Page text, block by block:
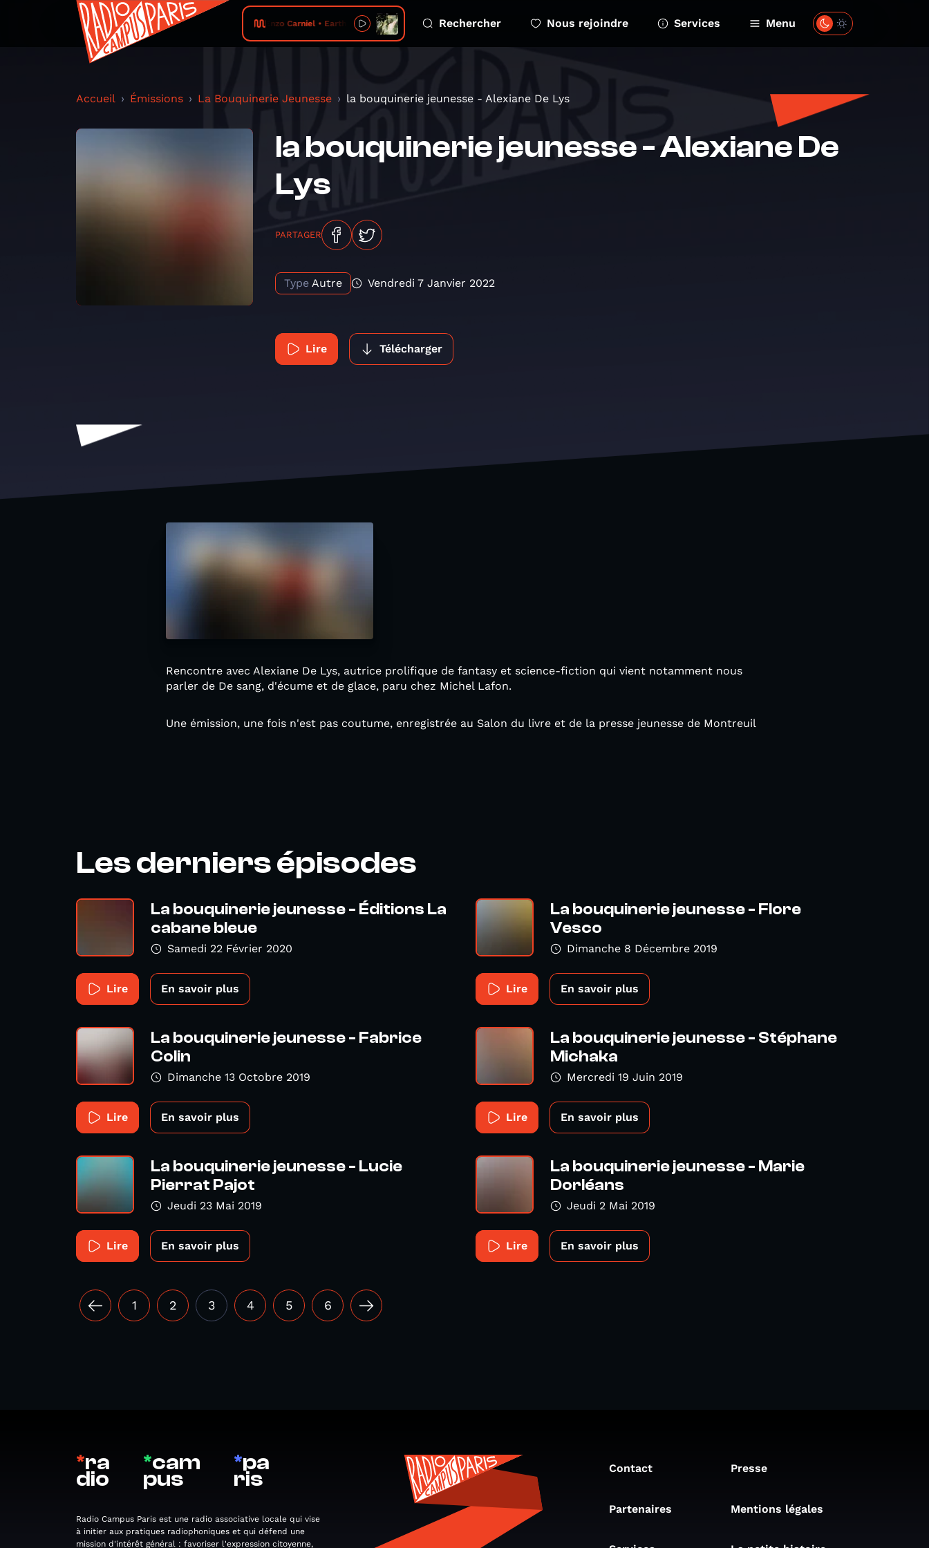
Enzo Carniel • Earth Echo Rechercher Nous rejoindre Services Menu
Accueil Émissions La Bouquinerie Jeunesse la bouquinerie jeunesse - Alexiane De Lys
la bouquinerie jeunesse - Alexiane De
Lys
PARTAGER
Type Autre Vendredi 7 Janvier 2022
Lire Télécharger
Rencontre avec Alexiane De Lys, autrice prolifique de fantasy et science-fiction qui vient notamment nous
parler de De sang, d'écume et de glace, paru chez Michel Lafon.
Une émission, une fois n'est pas coutume, enregistrée au Salon du livre et de la presse jeunesse de Montreuil
Les derniers épisodes
La bouquinerie jeunesse - Éditions La
cabane bleue
Samedi 22 Février 2020
Lire En savoir plus
La bouquinerie jeunesse - Flore
Vesco
Dimanche 8 Décembre 2019
Lire En savoir plus
La bouquinerie jeunesse - Fabrice
Colin
Dimanche 13 Octobre 2019
Lire En savoir plus
La bouquinerie jeunesse - Stéphane
Michaka
Mercredi 19 Juin 2019
Lire En savoir plus
La bouquinerie jeunesse - Lucie
Pierrat Pajot
Jeudi 23 Mai 2019
Lire En savoir plus
La bouquinerie jeunesse - Marie
Dorléans
Jeudi 2 Mai 2019
Lire En savoir plus
1 2 3 4 5 6
*ra
dio
*cam
pus
*pa
ris
Radio Campus Paris est une radio associative locale qui vise
à initier aux pratiques radiophoniques et qui défend une
mission d'intérêt général : favoriser l'expression citoyenne,
Contact Presse
Partenaires Mentions légales